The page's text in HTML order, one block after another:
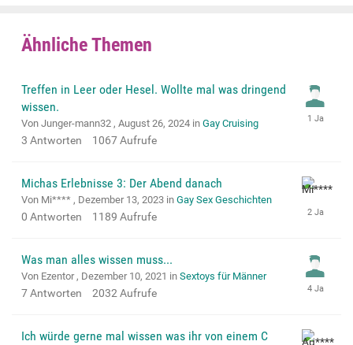
Ähnliche Themen
Treffen in Leer oder Hesel. Wollte mal was dringend
wissen.
Von Junger-mann32 , August 26, 2024 in Gay Cruising
3 Antworten 1067Aufrufe
Michas Erlebnisse 3: Der Abend danach
Von Mi**** , Dezember 13, 2023 in Gay Sex Geschichten
0 Antworten 1189 Aufrufe
Was man alles wissen muss...
Von Ezentor , Dezember 10, 2021 in Sextoys für Männer
7Antworten 2032 Aufrufe
Ich würde gerne mal wissen was ihr von einem C